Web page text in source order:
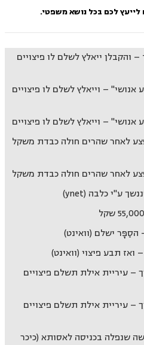
לייעץ לכם בכל נושא משפטי.
והקבלן ייאלץ לשלם לו פיצויים
– וייאלץ לשלם לו פיצויים
– וייאלץ לשלם לו פיצויים
לאחר שהרים חולה כבדת משקל
לאחר שהרים חולה כבדת משקל
ישלם (וואינט)
תבע פיצוי (וואינט)
– עיריית אילת תשלם פיצויים
– עיריית אילת תשלם פיצויים
שקל לאישה שנפלה בכניסה לאסותא (כיכר